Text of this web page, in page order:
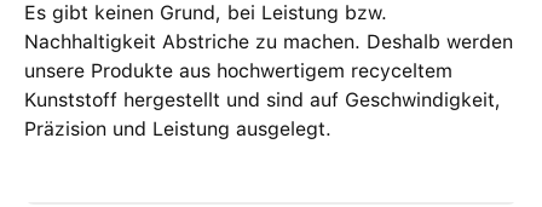
Es gibt keinen Grund, bei Leistung bzw.
Nachhaltigkeit Abstriche zu machen. Deshalb werden
unsere Produkte aus hochwertigem recyceltem
Kunststoff hergestellt und sind auf Geschwindigkeit,
Präzision und Leistung ausgelegt.